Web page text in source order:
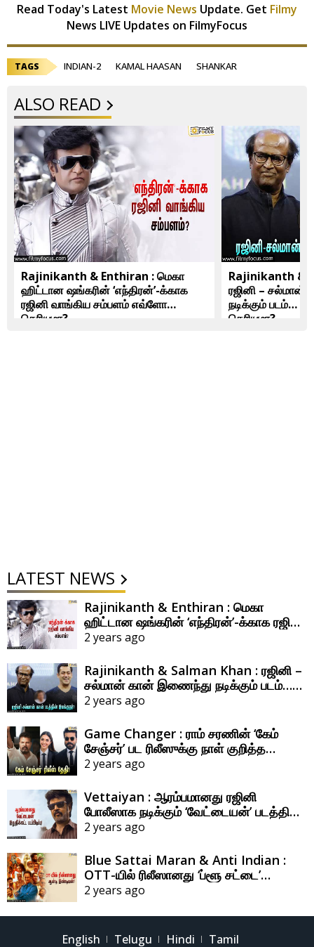
Read Today's Latest Movie News Update. Get Filmy
News LIVE Updates on FilmyFocus
TAGS INDIAN-2 KAMAL HAASAN SHANKAR
ALSO READ
Rajinikanth & Enthiran : மெகா
ஹிட்டான ஷங்கரின் ‘எந்திரன்’-க்காக
ரஜினி வாங்கிய சம்பளம் எவ்ளோ
தெரியுமா?
Rajinikanth &
ரஜினி –
நடிக்கும் படம்…
தெரியுமா?
LATEST NEWS
Rajinikanth & Enthiran : மெகா
ஹிட்டான ஷங்கரின் ‘எந்திரன்’-க்காக ரஜினி
வாங்கிய சம்பளம் எவ்ளோ தெரியுமா?
2 years ago
Rajinikanth & Salman Khan : ரஜினி –
சல்மான் கான் இணைந்து நடிக்கும் படம்…
இதன் இயக்குநர் யார் தெரியுமா?
2 years ago
Game Changer : ராம் சரணின் ‘கேம்
சேஞ்சர்’ பட ரிலீஸுக்கு நாள் குறித்த
இயக்குநர் ஷங்கர்!
2 years ago
Vettaiyan : ஆரம்பமானது ரஜினி
போலீஸாக நடிக்கும் ‘வேட்டையன்’ படத்தின்
ஃபைனல் ஷெட்யூல் ஷூட்டிங்!
2 years ago
Blue Sattai Maran & Anti Indian :
OTT-யில் ரிலீஸானது ‘ப்ளூ சட்டை’
மாறனின் ‘ஆன்டி இண்டியன்’!
2 years ago
English Telugu Hindi Tamil